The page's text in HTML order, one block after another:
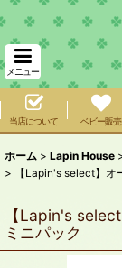
メニュー
当店について ベビー販売
ホーム > Lapin House
>
【Lapin's select】オ
【Lapin's
ミニパック